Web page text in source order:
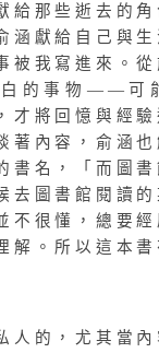
給那些逝去的角
涵獻給自己與生
被我寫進來。從
的事物——可
才將回憶與經
著內容，俞涵也
書名，「而圖書
去圖書館閱讀的
不很懂，總要
解。所以這本
人的，尤其當內